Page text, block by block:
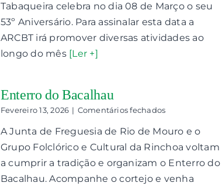
Associação
de
Recreio
Tabaqueira celebra no dia 08 de Março o seu
53º Aniversário. Para assinalar esta data a
ARCBT irá promover diversas atividades ao
longo do mês [Ler +]
Enterro do Bacalhau
Fevereiro 13, 2026 | Comentários fechadosem
do
Bacalhau
A Junta de Freguesia de Rio de Mouro e o
Grupo Folclórico e Cultural da Rinchoa voltam
a cumprir a tradição e organizam o Enterro do
Bacalhau. Acompanhe o cortejo e venha